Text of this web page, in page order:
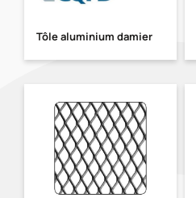
Tôle aluminium damier